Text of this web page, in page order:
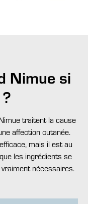
Nimue si
traitent la cause
affection cutanée.
mais il est au
les ingrédients se
nécessaires.